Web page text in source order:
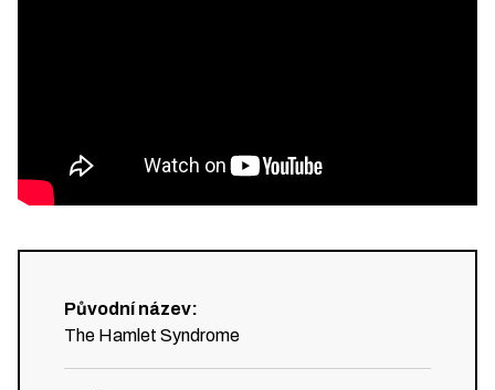
Původní název:
The Hamlet Syndrome